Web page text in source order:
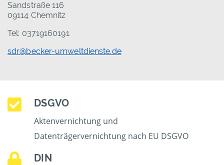
Sandstraße 116
09114 Chemnitz
Tel: 03719160191
sdr@becker-umweltdienste.de
DSGVO
Aktenvernichtung und
Datenträgervernichtung nach EU DSGVO
DIN